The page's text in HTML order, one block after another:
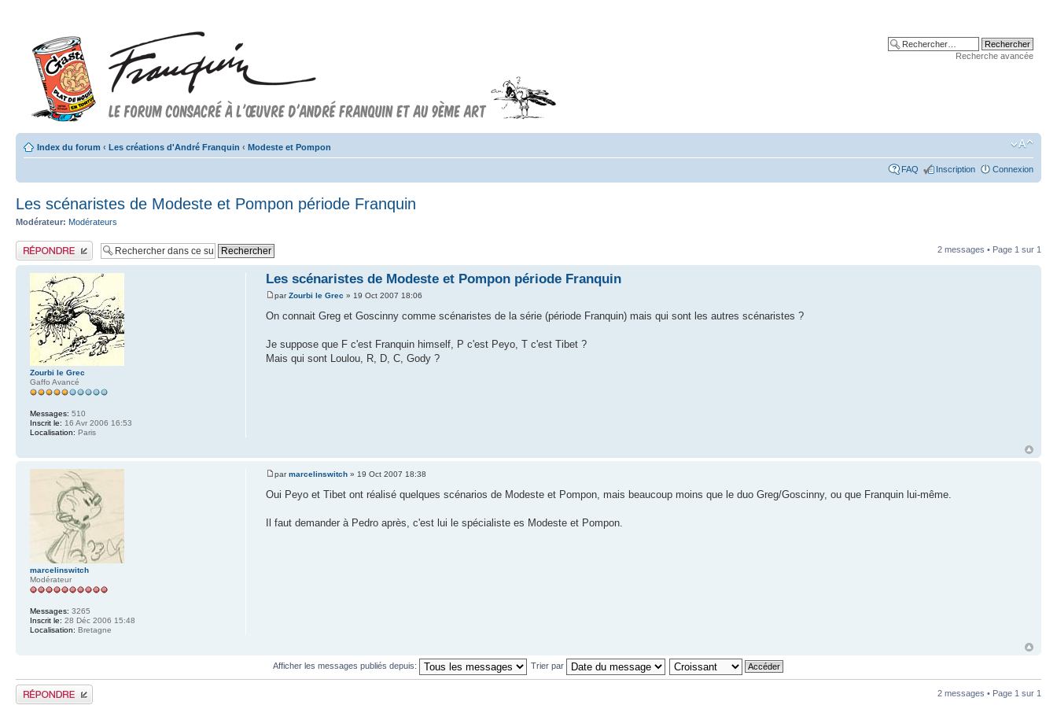
Recherche avancée
Index du forum ‹ Les créations d'André Franquin ‹ Modeste et Pompon
FAQ Inscription Connexion
Les scénaristes de Modeste et Pompon période Franquin
Modérateur: Modérateurs
Publier une réponse 2 messages • Page 1 sur 1
Les scénaristes de Modeste et Pompon période Franquin
parZourbi le Grec » 19 Oct 2007 18:06
On connait Greg et Goscinny comme scénaristes de la série (période Franquin) mais qui sont les autres scénaristes ?
Je suppose que F c'est Franquin himself, P c'est Peyo, T c'est Tibet ?
Mais qui sont Loulou, R, D, C, Gody ?
Zourbi le Grec
Gaffo Avancé
Messages: 510
Inscrit le: 16 Avr 2006 16:53
Localisation: Paris
parmarcelinswitch » 19 Oct 2007 18:38
Oui Peyo et Tibet ont réalisé quelques scénarios de Modeste et Pompon, mais beaucoup moins que le duo Greg/Goscinny, ou que Franquin lui-même.
Il faut demander à Pedro après, c'est lui le spécialiste es Modeste et Pompon.
marcelinswitch
Modérateur
Messages: 3265
Inscrit le: 28 Déc 2006 15:48
Localisation: Bretagne
Afficher les messages publiés depuis: Trier par
Publier une réponse 2 messages • Page 1 sur 1